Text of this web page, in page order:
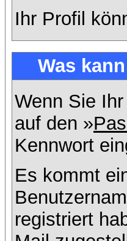
Ihr Profil
Was
Wenn Sie
auf den »
Kennwort
Es kommt
registriert